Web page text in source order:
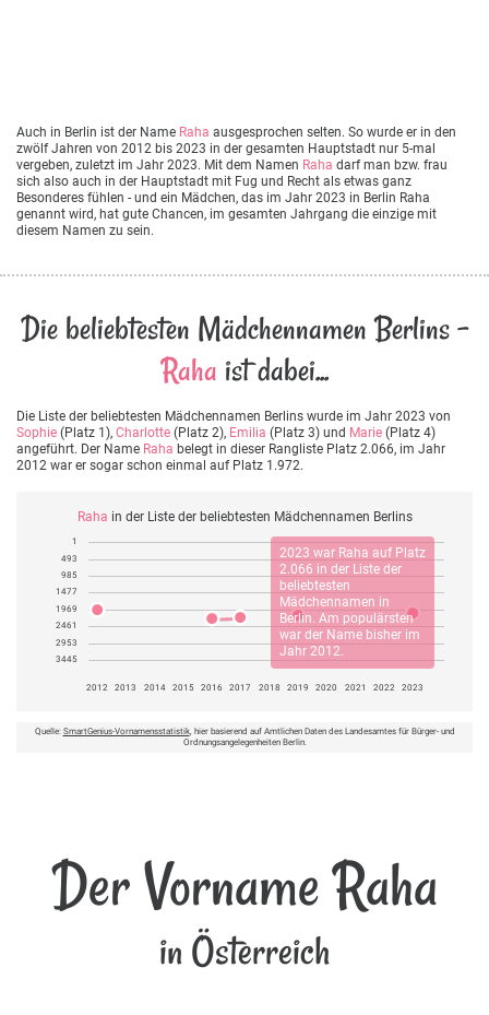
Auch in Berlin ist der Name Raha ausgesprochen selten. So wurde er in den
zwölf Jahren von 2012 bis 2023 in der gesamten Hauptstadt nur 5-mal
vergeben, zuletzt im Jahr 2023. Mit dem Namen Raha darf man bzw. frau
sich also auch in der Hauptstadt mit Fug und Recht als etwas ganz
Besonderes fühlen - und ein Mädchen, das im Jahr 2023 in Berlin Raha
genannt wird, hat gute Chancen, im gesamten Jahrgang die einzige mit
diesem Namen zu sein.
Die beliebtesten Mädchennamen Berlins -
Raha ist dabei...
Die Liste der beliebtesten Mädchennamen Berlins wurde im Jahr 2023 von
Sophie (Platz 1), Charlotte (Platz 2), Emilia (Platz 3) und Marie (Platz 4)
angeführt. Der Name Raha belegt in dieser Rangliste Platz 2.066, im Jahr
2012 war er sogar schon einmal auf Platz 1.972.
Raha in der Liste der beliebtesten Mädchennamen Berlins
2023 war Raha auf Platz
2.066 in der Liste der
beliebtesten
Mädchennamen in
Berlin. Am populärsten
war der Name bisher im
Jahr 2012.
1
493
985
1477
1969
2461
2953
3445
2012 2013 2014 2015 2016 2017 2018 2019 2020 2021 2022 2023
Quelle: SmartGenius-Vornamensstatistik, hier basierend auf Amtlichen Daten des Landesamtes für Bürger- und
Ordnungsangelegenheiten Berlin.
Der Vorname Raha
in Österreich